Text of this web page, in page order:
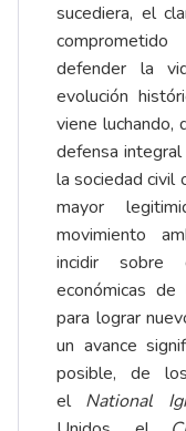
sucediera, el
defender la
evolución
viene
defensa
la sociedad civil
mayor
movimiento
incidir sobre
económicas
para lograr
un avance
posible, de
el National